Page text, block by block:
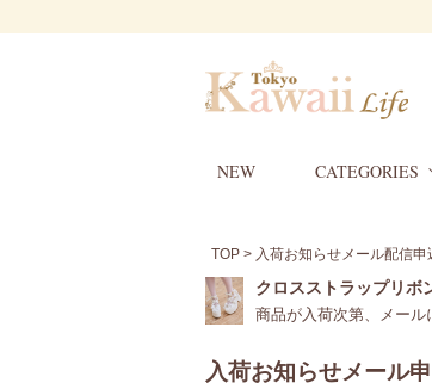
NEW CATEGORIES
TOP > 入荷お知らせメール配信申
クロスストラップリボ
商品が入荷次第、メール
入荷お知らせメール